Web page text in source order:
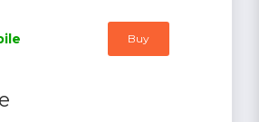
Buy